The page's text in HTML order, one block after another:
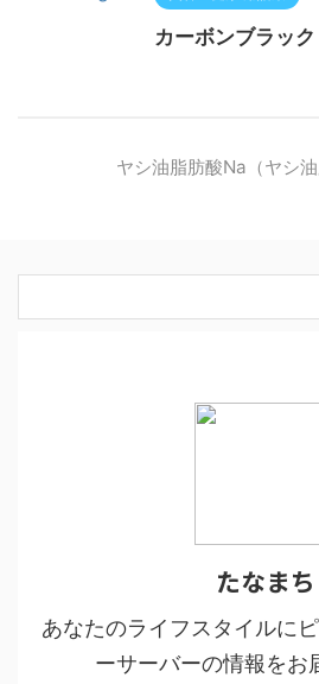
カーボンブラック
ヤシ油脂肪酸Na（ヤシ
たなまち
あなたのライフスタイルに
ーサーバーの情報をお